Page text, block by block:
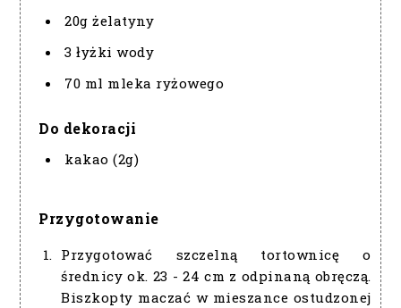
20g żelatyny
3 łyżki wody
70 ml mleka ryżowego
Do dekoracji
kakao (2g)
Przygotowanie
Przygotować szczelną tortownicę o
średnicy ok. 23 - 24 cm z odpinaną obręczą.
Biszkopty maczać w mieszance ostudzonej